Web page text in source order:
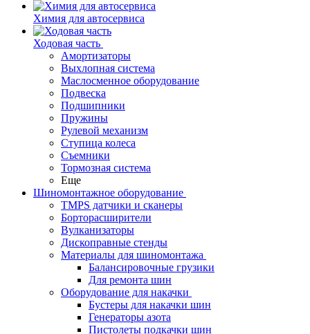
Химия для автосервиса
Ходовая часть
Амортизаторы
Выхлопная система
Маслосменное оборудование
Подвеска
Подшипники
Пружины
Рулевой механизм
Ступица колеса
Съемники
Тормозная система
Еще
Шиномонтажное оборудование
TMPS датчики и сканеры
Борторасширители
Вулканизаторы
Дископравные стенды
Материалы для шиномонтажа
Балансировочные грузики
Для ремонта шин
Оборудование для накачки
Бустеры для накачки шин
Генераторы азота
Пистолеты подкачки шин